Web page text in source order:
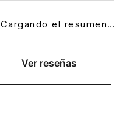
Ver reseñas
Cargando el resumen…